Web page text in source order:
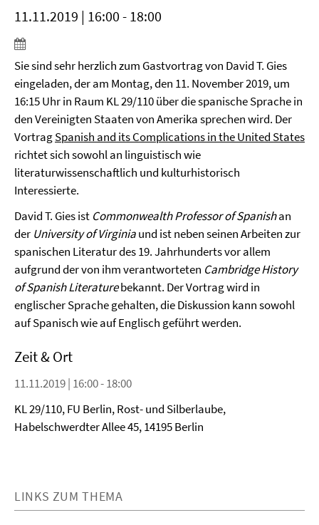
11.11.2019 | 16:00 - 18:00
Sie sind sehr herzlich zum Gastvortrag von David T. Gies
eingeladen, der am Montag, den 11. November 2019, um
16:15 Uhr in Raum KL 29/110 über die spanische Sprache in
den Vereinigten Staaten von Amerika sprechen wird. Der
VortragSpanish and its Complications in the United States
richtet sich sowohl an linguistisch wie
literaturwissenschaftlich und kulturhistorisch
Interessierte.
David T. Gies ist Commonwealth Professor of Spanishan
der University of Virginiaund ist neben seinen Arbeiten zur
spanischen Literatur des 19. Jahrhunderts vor allem
aufgrund der von ihm verantworteten Cambridge History
of Spanish Literaturebekannt. Der Vortrag wird in
englischer Sprache gehalten, die Diskussion kann sowohl
auf Spanisch wie auf Englisch geführt werden.
Zeit & Ort
11.11.2019 | 16:00 - 18:00
KL 29/110, FU Berlin, Rost- und Silberlaube,
Habelschwerdter Allee 45, 14195 Berlin
LINKS ZUM THEMA